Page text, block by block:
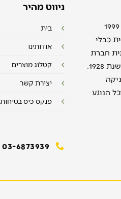
חברת לפידות הרמה ומסחר בע”מ הוקמה בשנת 1999
כבלי
חברת
הוותיקה, הפועלת בארץ מאז שנת 1928.
הנוגע
ניווט מהיר
בית
אודותינו
קטלוג מוצרים
יצירת קשר
פנקס כיס בטיחות
03-6873939